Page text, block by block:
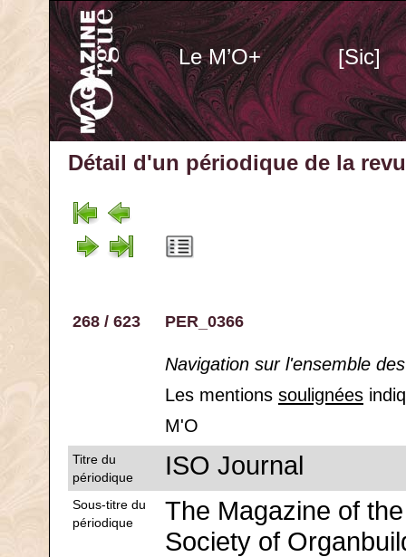
Le M’O+ [Sic]
Détail d'un périodique de la
268 / 623 PER_0366
Navigation sur l'ensemble
Les mentions soulignées
M'O
Titre du
périodique
ISO Journal
Sous-titre du
périodique
The Magazine of
Society of